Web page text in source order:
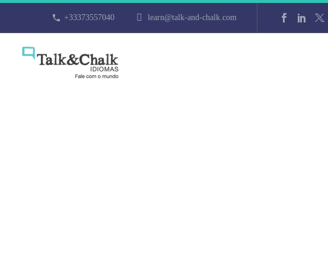
+33373557040 learn@talk-and-chalk.com